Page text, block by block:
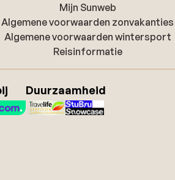
Mijn Sunweb
Algemene voorwaarden zonvakanties
Algemene voorwaarden wintersport
Reisinformatie
Duurzaamheid